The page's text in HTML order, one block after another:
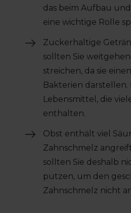
das beim Aufbau
eine wichtige Rolle
Zuckerhaltige
sollten Sie
streichen, da sie
Bakterien darstellen.
Lebensmittel, die
enthalten.
Obst enthält viel
Zahnschmelz
sollten Sie deshalb
putzen, um den
Zahnschmelz nicht